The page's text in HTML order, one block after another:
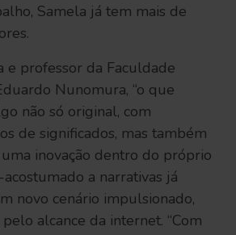
Samela já tem mais de
e professor da Faculdade
Nunomura, “o que
não só original, com
de significados, mas também
inovação dentro do próprio
a narrativas já
novo cenário impulsionado,
alcance da internet. “Com